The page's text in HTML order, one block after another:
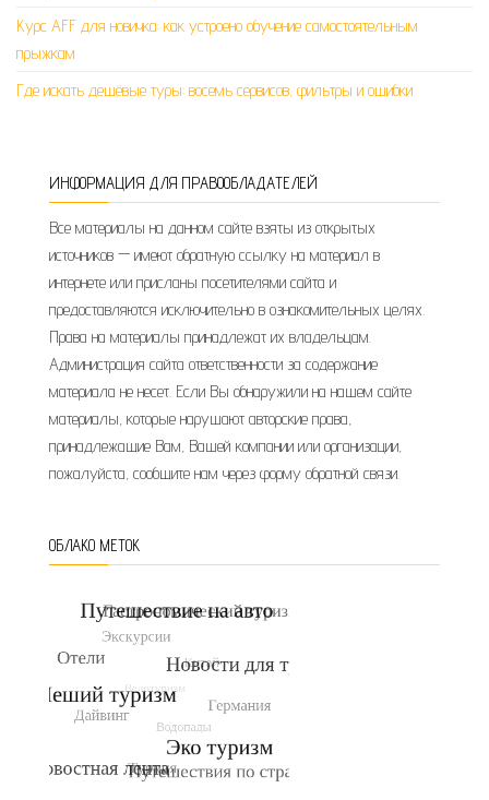
Курс AFF для новичка: как устроено обучение самостоятельным
прыжкам
Где искать дешёвые туры: восемь сервисов, фильтры и ошибки
ИНФОРМАЦИЯ ДЛЯ ПРАВООБЛАДАТЕЛЕЙ
Все материалы на данном сайте взяты из открытых
источников — имеют обратную ссылку на материал в
интернете или присланы посетителями сайта и
предоставляются исключительно в ознакомительных целях.
Права на материалы принадлежат их владельцам.
Администрация сайта ответственности за содержание
материала не несет. Если Вы обнаружили на нашем сайте
материалы, которые нарушают авторские права,
принадлежащие Вам, Вашей компании или организации,
пожалуйста, сообщите нам через форму обратной связи.
ОБЛАКО МЕТОК